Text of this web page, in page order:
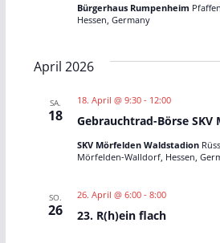
Bürgerhaus Rumpenheim
Hessen, Germany
April 2026
SA.
18 Gebrauchtrad-Börse SKV
18. April @ 9:30 - 12:00
SKV Mörfelden Waldstadion
Mörfelden-Walldorf, Hessen,
SO.
26 23. R(h)ein flach
26. April @ 6:00 -8:00